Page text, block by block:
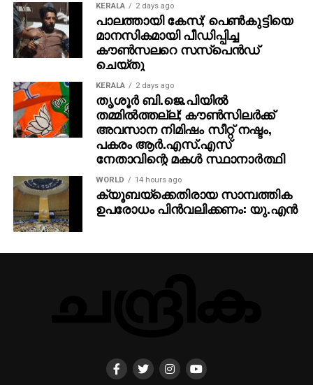
KERALA 2 days ago
പാലത്തായി കേസ്; പെൺകുട്ടിയെ
മാനസികമായി പീഡിപ്പിച്ച
കൗൺസലറെ സസ്പെൻഡ്
ചെയ്തു
KERALA 2 days ago
തൃശൂര്‍ ബി.ജെ.പിയില്‍
തമ്മില്‍ത്തല്ല്; കൗണ്‍സിലര്‍ക്ക്
അവസാന നിമിഷം സീറ്റ് നഷ്ടം,
പകരം ആര്‍.എസ്.എസ്
നേതാവിന്റെ മകള്‍ സ്ഥാനാര്‍ത്ഥി
WORLD 14 hours ago
ക്യൂബയ്ക്കെതിരായ സാമ്പത്തിക
ഉപരോധം പിന്‍വലിക്കണം: യു.എന്‍